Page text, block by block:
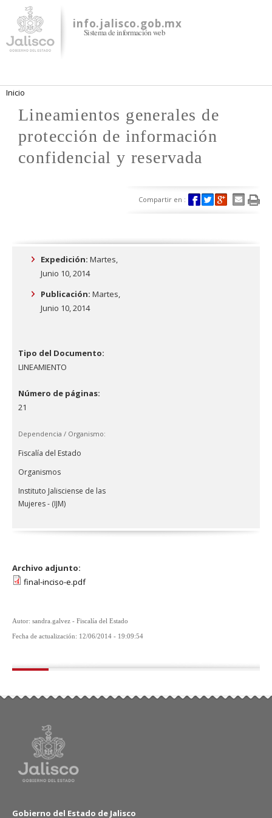
contenido
principal
info.jalisco.gob.mx
Sistema de información web
Se encuentra usted aquí
Inicio
Lineamientos generales de
protección de información
confidencial y reservada
Compartir en :
Expedición: Martes,
Junio 10, 2014
Publicación: Martes,
Junio 10, 2014
Tipo del Documento:
LINEAMIENTO
Número de páginas:
21
Dependencia / Organismo:
Fiscalía del Estado
Organismos
Instituto Jalisciense de las
Mujeres - (IJM)
Archivo adjunto:
final-inciso-e.pdf
Autor: sandra.galvez - Fiscalía del Estado
Fecha de actualización: 12/06/2014 - 19:09:54
Gobierno del Estado de Jalisco